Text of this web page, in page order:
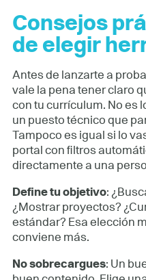
Consejos
de elegir
Antes de lanzarte a
vale la pena tener claro
con tu currículum. No es
un puesto técnico que
Tampoco es igual si lo
portal con filtros
directamente a una
Define tu objetivo:
¿Mostrar proyectos?
estándar? Esa elección
conviene más.
No sobrecargues: Un